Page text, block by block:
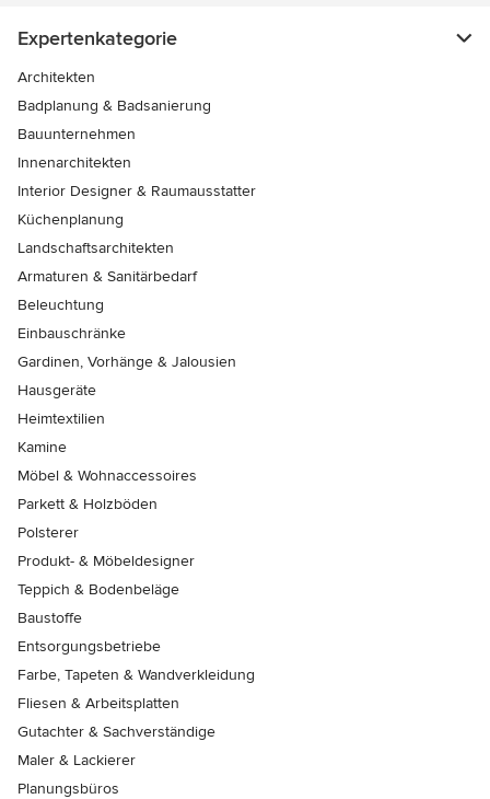
Expertenkategorie
Architekten
Badplanung & Badsanierung
Bauunternehmen
Innenarchitekten
Interior Designer & Raumausstatter
Küchenplanung
Landschaftsarchitekten
Armaturen & Sanitärbedarf
Beleuchtung
Einbauschränke
Gardinen, Vorhänge & Jalousien
Hausgeräte
Heimtextilien
Kamine
Möbel & Wohnaccessoires
Parkett & Holzböden
Polsterer
Produkt- & Möbeldesigner
Teppich & Bodenbeläge
Baustoffe
Entsorgungsbetriebe
Farbe, Tapeten & Wandverkleidung
Fliesen & Arbeitsplatten
Gutachter & Sachverständige
Maler & Lackierer
Planungsbüros